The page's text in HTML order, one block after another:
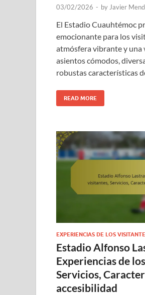
03/02/2026 - byJavier
El Estadio Cuauhtémoc
emocionante para los
atmósfera vibrante y una
asientos cómodos,
robustas características
READ MORE
EXPERIENCIAS DE LOS
Estadio Alfonso
Experiencias de
Servicios,
accesibilidad